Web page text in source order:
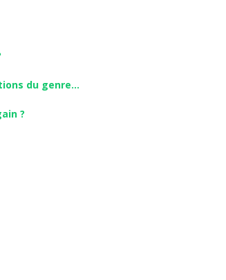
du genre…
?